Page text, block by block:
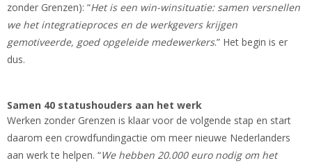
zonder Grenzen): “Het is een win-winsituatie: samen versnellen
we het integratieproces en de werkgevers krijgen
gemotiveerde, goed opgeleide medewerkers.” Het begin is er
dus.
Samen 40 statushouders aan het werk
Werken zonder Grenzen is klaar voor de volgende stap en start
daarom een crowdfundingactie om meer nieuwe Nederlanders
aan werk te helpen. “We hebben 20.000 euro nodig om het